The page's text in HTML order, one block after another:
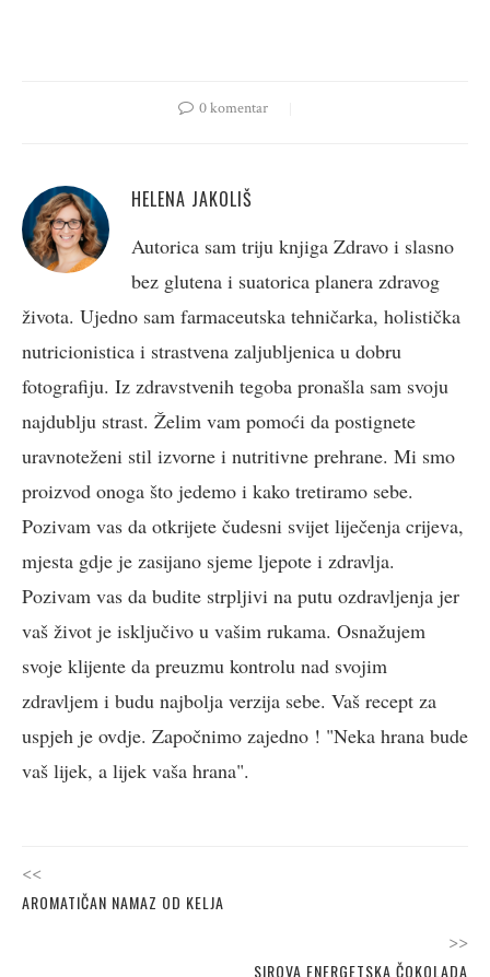
0 komentar
HELENA JAKOLIŠ
Autorica sam triju knjiga Zdravo i slasno
bez glutena i suatorica planera zdravog
života. Ujedno sam farmaceutska tehničarka, holistička
nutricionistica i strastvena zaljubljenica u dobru
fotografiju. Iz zdravstvenih tegoba pronašla sam svoju
najdublju strast. Želim vam pomoći da postignete
uravnoteženi stil izvorne i nutritivne prehrane. Mi smo
proizvod onoga što jedemo i kako tretiramo sebe.
Pozivam vas da otkrijete čudesni svijet liječenja crijeva,
mjesta gdje je zasijano sjeme ljepote i zdravlja.
Pozivam vas da budite strpljivi na putu ozdravljenja jer
vaš život je isključivo u vašim rukama. Osnažujem
svoje klijente da preuzmu kontrolu nad svojim
zdravljem i budu najbolja verzija sebe. Vaš recept za
uspjeh je ovdje. Započnimo zajedno ! "Neka hrana bude
vaš lijek, a lijek vaša hrana".
<<
AROMATIČAN NAMAZ OD KELJA
>>
SIROVA ENERGETSKA ČOKOLADA